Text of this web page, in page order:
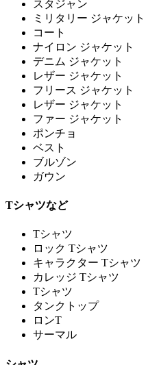
スタジャン
ミリタリー ジャケット
コート
ナイロン ジャケット
デニム ジャケット
レザー ジャケット
フリース ジャケット
レザー ジャケット
ファー ジャケット
ポンチョ
ベスト
ブルゾン
ガウン
Tシャツなど
Tシャツ
ロック Tシャツ
キャラクター Tシャツ
カレッジ Tシャツ
Tシャツ
タンクトップ
ロンT
サーマル